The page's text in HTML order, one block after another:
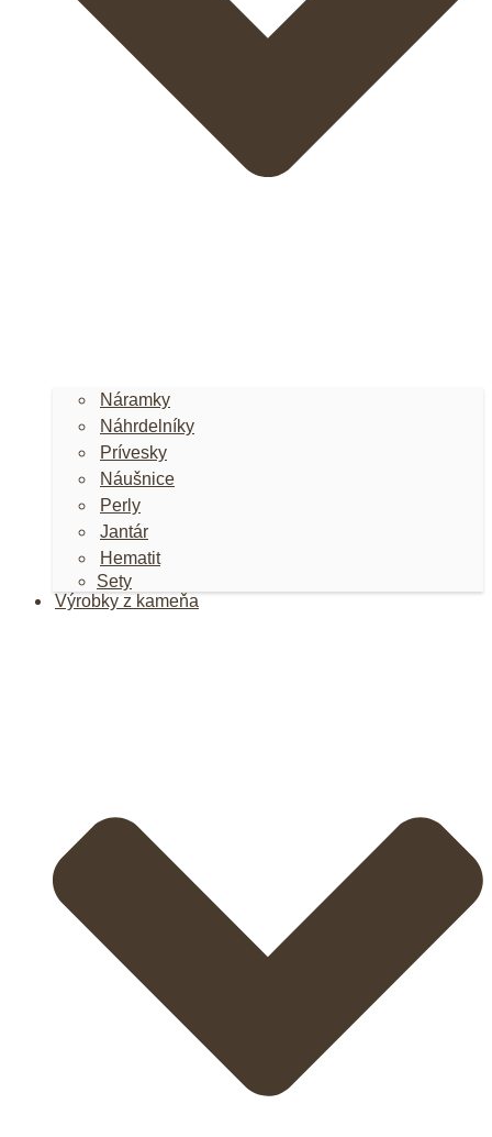
Náramky
Náhrdelníky
Prívesky
Náušnice
Perly
Jantár
Hematit
Sety
Výrobky z kameňa